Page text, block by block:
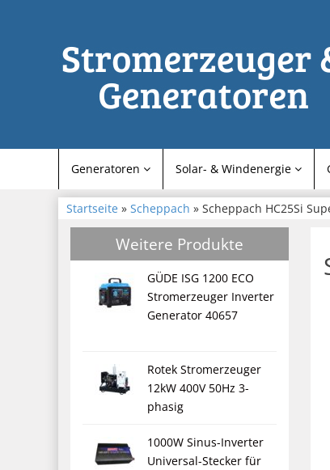
Generatoren Solar- & Windenergie
Startseite » Scheppach » Scheppach HC25Si
Weitere Produkte
GÜDE ISG 1200 ECO
Stromerzeuger Inverter
Generator 40657
Rotek Stromerzeuger
12kW 400V 50Hz 3-
phasig
1000W Sinus-Inverter
Universal-Stecker für